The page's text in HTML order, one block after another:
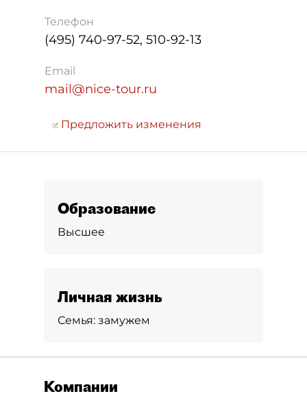
Телефон
(495) 740-97-52, 510-92-13
Email
mail@nice-tour.ru
Предложить изменения
Образование
Высшее
Личная жизнь
Семья: замужем
Компании